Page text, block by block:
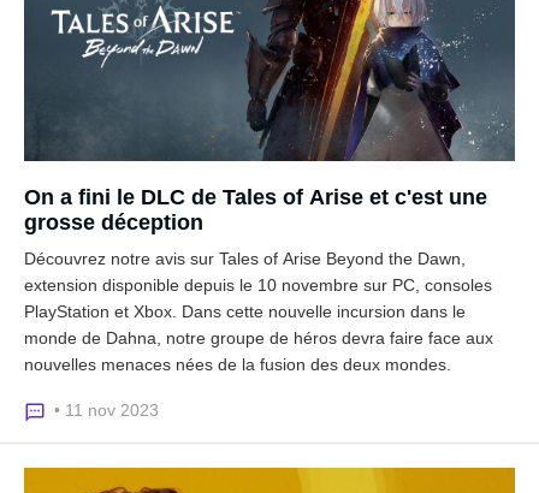
On a fini le DLC de Tales of Arise et c'est une
grosse déception
Découvrez notre avis sur Tales of Arise Beyond the Dawn,
extension disponible depuis le 10 novembre sur PC, consoles
PlayStation et Xbox. Dans cette nouvelle incursion dans le
monde de Dahna, notre groupe de héros devra faire face aux
nouvelles menaces nées de la fusion des deux mondes.
• 11 nov 2023